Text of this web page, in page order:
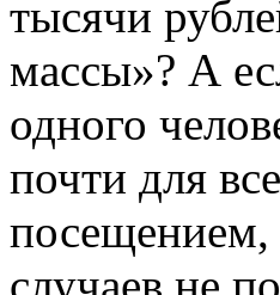
тысячи
массы»? А
одного
почти для
посещением,